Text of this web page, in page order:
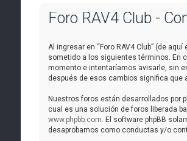
Foro RAV4 Club -
Al ingresar en “Foro RAV4 Club” (de
sometido a los siguientes términos. En
momento e intentaríamos avisarle, sin
después de esos cambios significa
Nuestros foros están desarrollados por
cual es una solución de foros liberada
www.phpbb.com. El software phpBB
desaprobamos como conductas y/o